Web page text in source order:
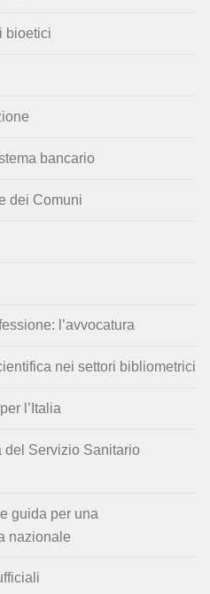
bioetici
bancario
dei Comuni
l’avvocatura
nei settori bibliometrici
l’Italia
del Servizio Sanitario
guida per una
nazionale